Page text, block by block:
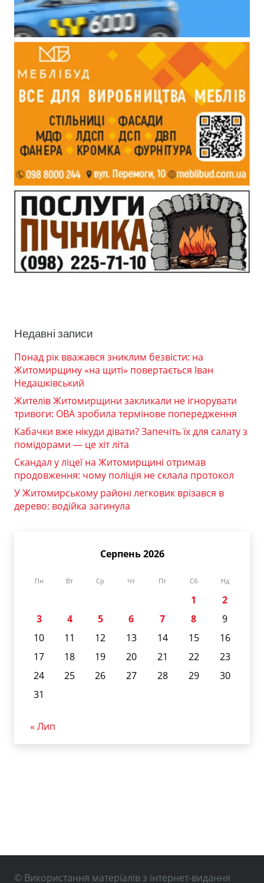
Недавні записи
Понад рік вважався зниклим безвісти: на
Житомирщину «на щиті» повертається Іван
Недашківський
Жителів Житомирщини закликали не ігнорувати
тривоги: ОВА зробила термінове попередження
Кабачки вже нікуди дівати? Запечіть їх для салату з
помідорами — це хіт літа
Скандал у ліцеї на Житомирщині отримав
продовження: чому поліція не склала протокол
У Житомирському районі легковик врізався в
дерево: водійка загинула
Серпень 2026
Пн Вт Ср Чт Пт Сб Нд
1
2
3
4 5 6 7 8
9
10
11 12 13 14 15
16
17
18 19 20 21 22
23
24
25 26 27 28 29
30
31
« Лип
© Використання матеріалів з інтернет-видання